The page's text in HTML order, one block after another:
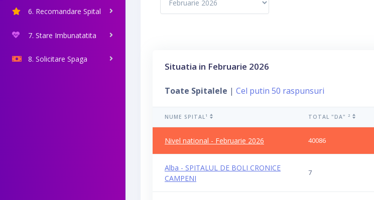
6. Recomandare Spital
7. Stare Imbunatatita
8. Solicitare Spaga
Situatia in Februarie 2026
Toate Spitalele | Cel putin 50 raspunsuri
NUME SPITAL 1 TOTAL "DA" 2
Nivel national - Februarie 2026 40086
Alba - SPITALUL DE BOLI CRONICE
CAMPENI
7